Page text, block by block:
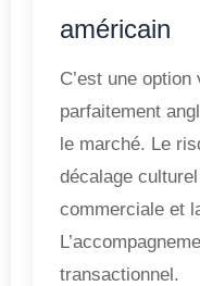
américain
C’est une
parfaitement
le marché. Le
décalage
commerciale et
transactionnel.